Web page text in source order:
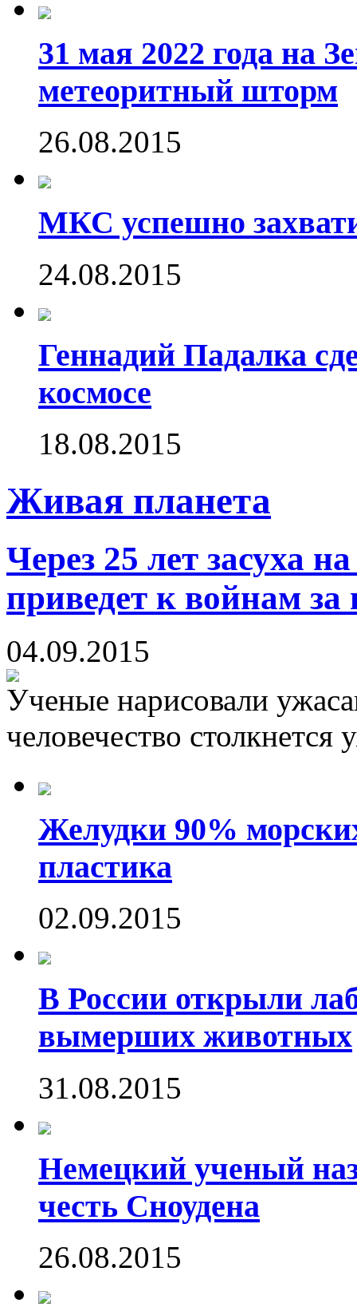
31 мая 2022 года на
метеоритный шторм
26.08.2015
МКС успешно
24.08.2015
Геннадий Падалка
космосе
18.08.2015
Живая планета
Через 25 лет засуха
приведет к войнам за
04.09.2015
Ученые нарисовали
человечество столкнется
Желудки 90%
пластика
02.09.2015
В России открыли
вымерших животных
31.08.2015
Немецкий ученый
честь Сноудена
26.08.2015